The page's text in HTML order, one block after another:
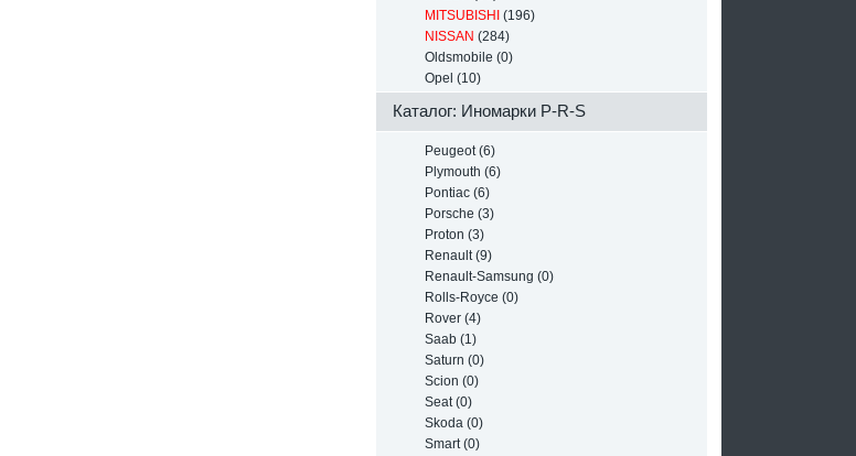
MITSUBISHI (196)
NISSAN (284)
Oldsmobile (0)
Opel (10)
Каталог: Иномарки P-R-S
Peugeot (6)
Plymouth (6)
Pontiac (6)
Porsche (3)
Proton (3)
Renault (9)
Renault-Samsung (0)
Rolls-Royce (0)
Rover (4)
Saab (1)
Saturn (0)
Scion (0)
Seat (0)
Skoda (0)
Smart (0)